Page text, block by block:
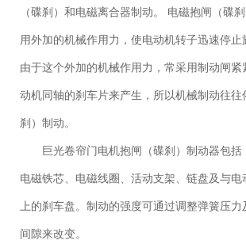
（碟刹）和电磁离合器制动。 电磁抱闸（碟
用外加的机械作用力，使电动机转子迅速停止
由于这个外加的机械作用力，常采用制动闸
动机同轴的刹车片来产生，所以机械制动往往
刹）制动。
巨光卷帘门电机抱闸（碟刹）制动器包括
电磁铁芯、电磁线圈、活动支架、链盘及与电
上的刹车盘。制动的强度可通过调整弹簧压力
间隙来改变。